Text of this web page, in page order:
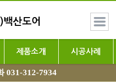
제품소개 시공사례
031-312-7934